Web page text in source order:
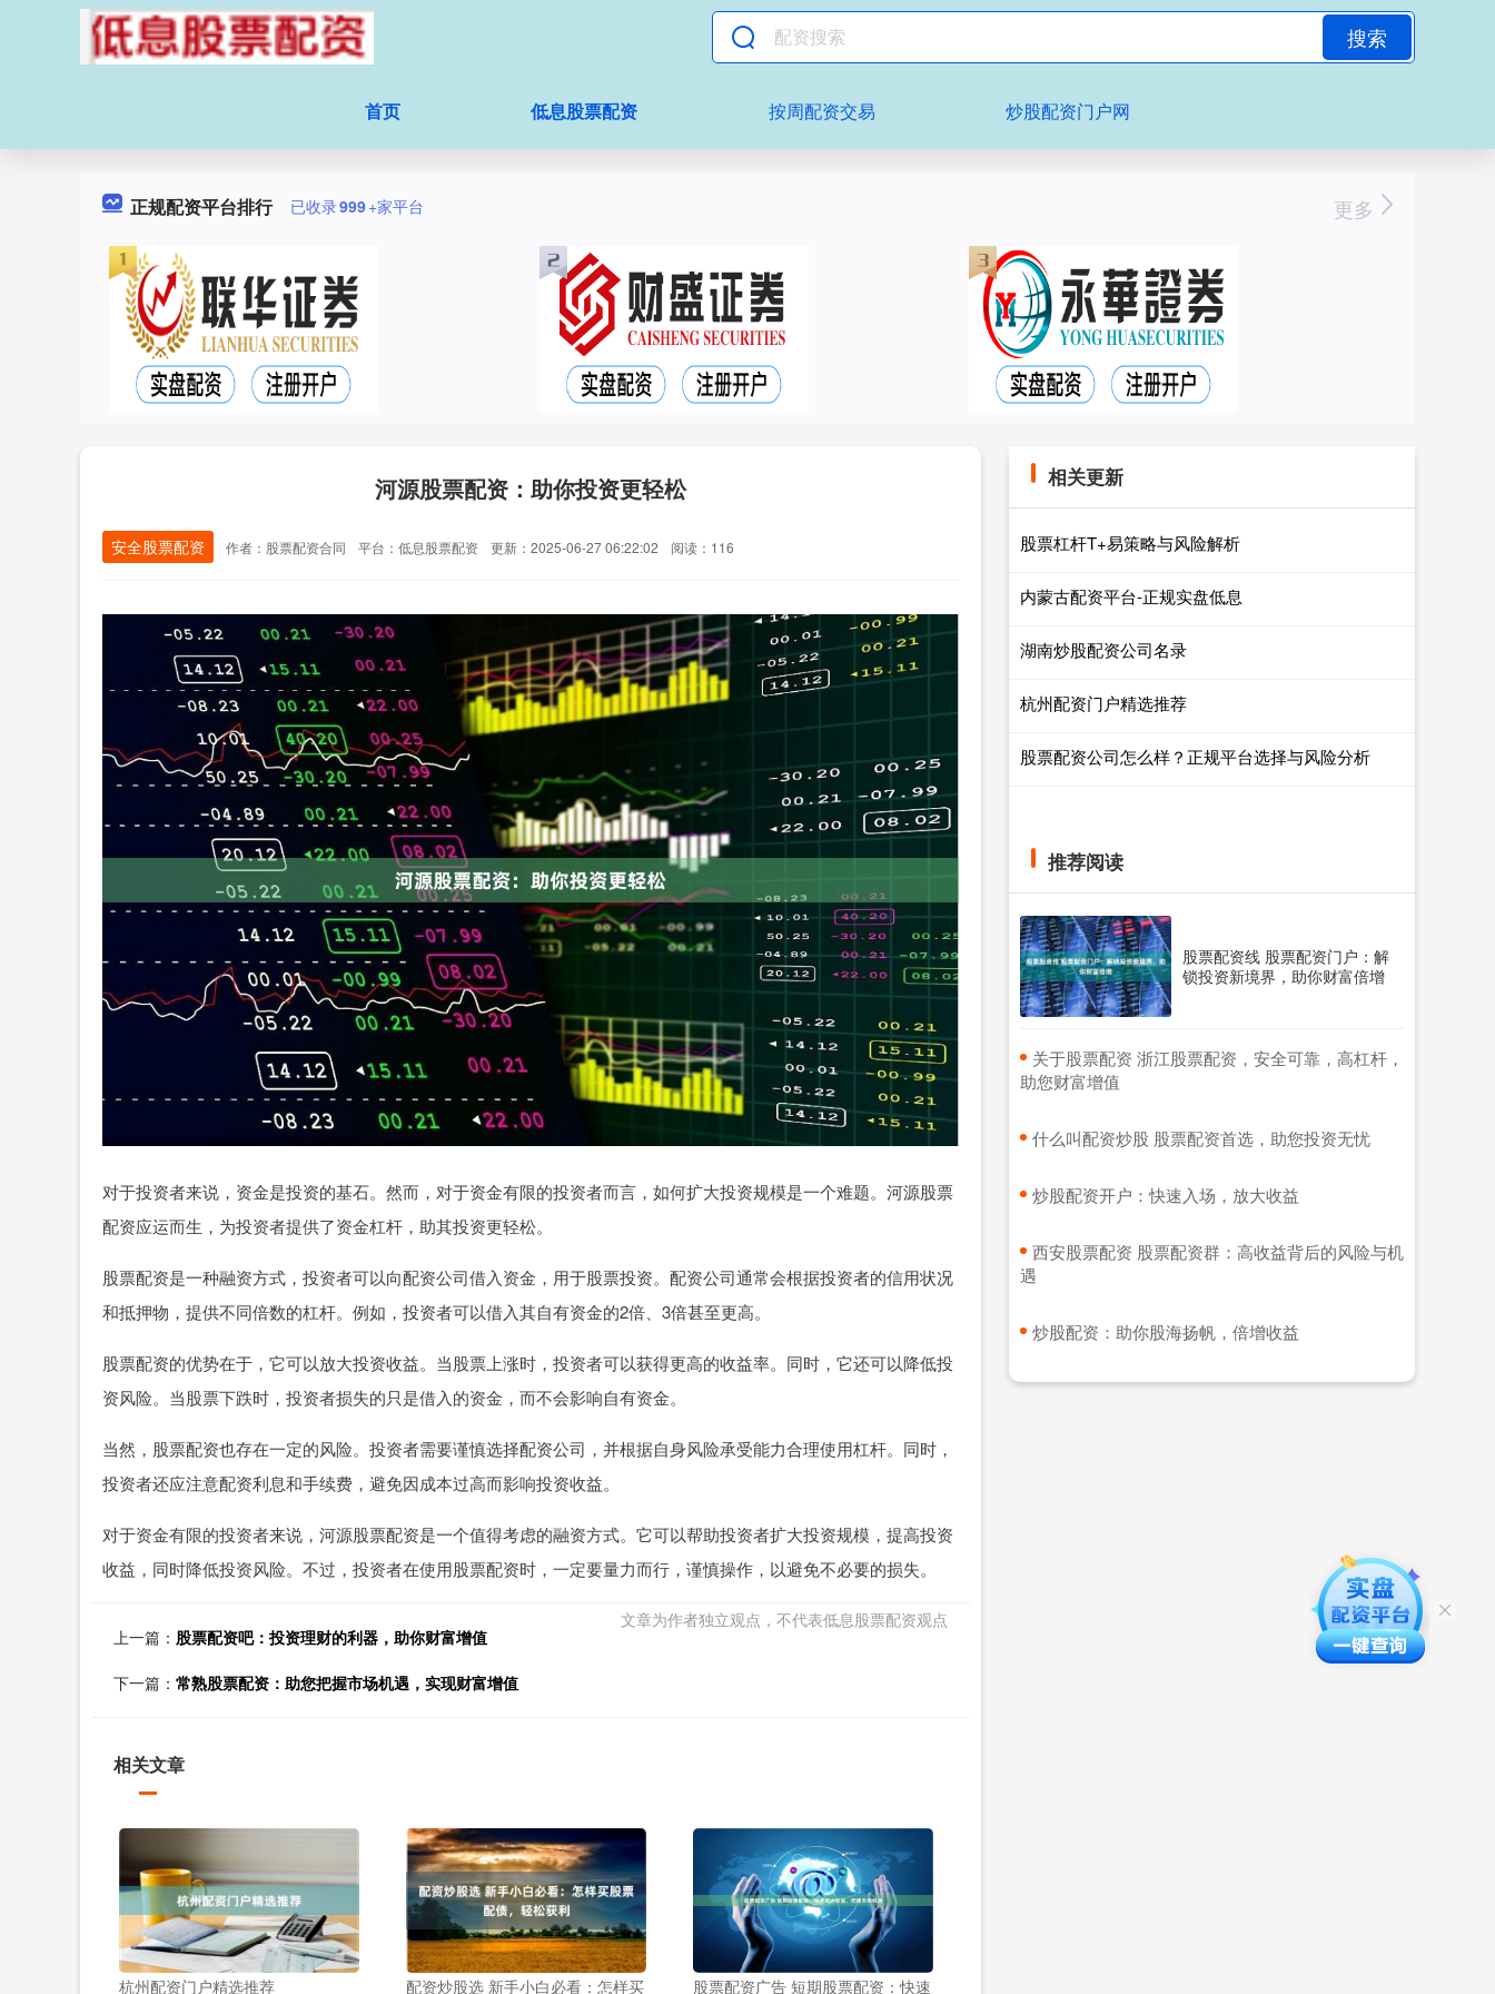
搜索
首页 低息股票配资 按周配资交易 炒股配资门户网
正规配资平台排行 已收录999+家平台 更多
河源股票配资：助你投资更轻松
安全股票配资 作者：股票配资合同 平台：低息股票配资 更新：2025-06-27 06:22:02 阅读：116
对于投资者来说，资金是投资的基石。然而，对于资金有限的投资者而言，如何扩大投资规模是一个难题。河源股票
配资应运而生，为投资者提供了资金杠杆，助其投资更轻松。
股票配资是一种融资方式，投资者可以向配资公司借入资金，用于股票投资。配资公司通常会根据投资者的信用状况
和抵押物，提供不同倍数的杠杆。例如，投资者可以借入其自有资金的2倍、3倍甚至更高。
股票配资的优势在于，它可以放大投资收益。当股票上涨时，投资者可以获得更高的收益率。同时，它还可以降低投
资风险。当股票下跌时，投资者损失的只是借入的资金，而不会影响自有资金。
当然，股票配资也存在一定的风险。投资者需要谨慎选择配资公司，并根据自身风险承受能力合理使用杠杆。同时，
投资者还应注意配资利息和手续费，避免因成本过高而影响投资收益。
对于资金有限的投资者来说，河源股票配资是一个值得考虑的融资方式。它可以帮助投资者扩大投资规模，提高投资
收益，同时降低投资风险。不过，投资者在使用股票配资时，一定要量力而行，谨慎操作，以避免不必要的损失。
文章为作者独立观点，不代表低息股票配资观点
上一篇： 股票配资吧：投资理财的利器，助你财富增值
下一篇： 常熟股票配资：助您把握市场机遇，实现财富增值
相关文章
杭州配资门户精选推荐 配资炒股选 新手小白必看：怎样买 股票配资广告 短期股票配资：快速
相关更新
股票杠杆T+易策略与风险解析
内蒙古配资平台-正规实盘低息
湖南炒股配资公司名录
杭州配资门户精选推荐
股票配资公司怎么样？正规平台选择与风险分析
推荐阅读
股票配资线 股票配资门户：解
锁投资新境界，助你财富倍增
​关于股票配资 浙江股票配资，安全可靠，高杠杆，
助您财富增值
​什么叫配资炒股 股票配资首选，助您投资无忧
​炒股配资开户：快速入场，放大收益
​西安股票配资 股票配资群：高收益背后的风险与机
遇
​炒股配资：助你股海扬帆，倍增收益